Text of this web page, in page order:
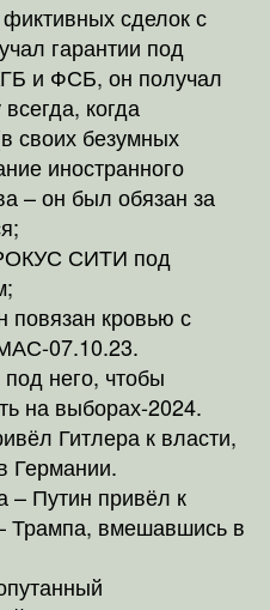
сделок с
гарантии под
и ФСБ, он получал
когда
своих безумных
иностранного
– он был обязан за
СИТИ под
повязан кровью с
07.10.23.
него, чтобы
на выборах-2024.
Гитлера к власти,
Германии.
– Путин привёл к
Трампа, вмешавшись в